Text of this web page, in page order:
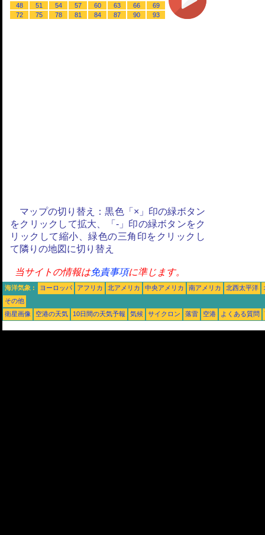
48
51 54 57 60 63 66
69
72
75 78 81 84 87 90 93
マップの切り替え：黒色「×」印の緑ボタン
をクリックして拡大、「-」印の緑ボタンをク
リックして縮小、緑色の三角印をクリックし
て隣りの地図に切り替え
当サイトの情報は免責事項に準じます。
海洋気象 : ヨーロッパ アフリカ 北アメリカ 中央アメリカ 南アメリカ 北西太平洋
その他
衛星画像
空港の天気 10日間の天気予報 気候 サイクロン 落雷 空港 よくある質問